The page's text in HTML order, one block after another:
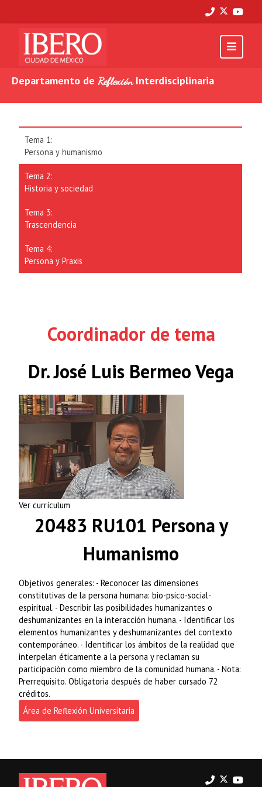
Departamento de ReflexiónInterdisciplinaria
Tema 1:
Persona y humanismo
Tema 2:
Historia y sociedad
Tema 3:
Trascendencia
Tema 4:
Persona y Praxis
Coordinador de tema
Dr. José Luis Bermeo Vega
Ver currículum
20483 RU101 Persona y
Humanismo
Objetivos generales: - Reconocer las dimensiones
constitutivas de la persona humana: bio-psico-social-
espiritual. - Describir las posibilidades humanizantes o
deshumanizantes en la interacción humana. - Identificar los
elementos humanizantes y deshumanizantes del contexto
contemporáneo. - Identificar los ámbitos de la realidad que
interpelan éticamente a la persona y reclaman su
participación como miembro de la comunidad humana. - Nota:
Prerrequisito. Obligatoria después de haber cursado 72
créditos.
Área de Reflexión Universitaria